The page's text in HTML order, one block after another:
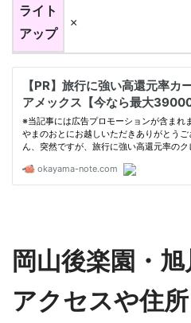
ライト
アップ
×
岡山後楽園・
アクセスや住所